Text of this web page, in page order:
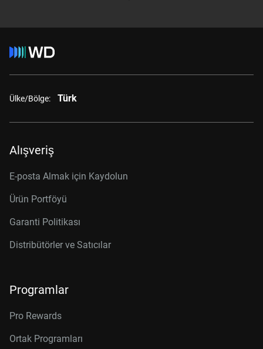
Ülke/Bölge: Türk
Alışveriş
E-posta Almak için Kaydolun
Ürün Portföyü
Garanti Politikası
Distribütörler ve Satıcılar
Programlar
Pro Rewards
Ortak Programları